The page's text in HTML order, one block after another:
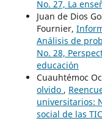
No. 27, La
Juan de Dios
Fournier,
Análisis de
No. 28,
educación
Cuauhtémoc
olvido ,
universitarios:
social de las